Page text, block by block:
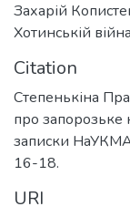
Захарій
Хотинській війна
Citation
Степенькіна
про запорозьке
записки НаУКМА
16-18.
URI